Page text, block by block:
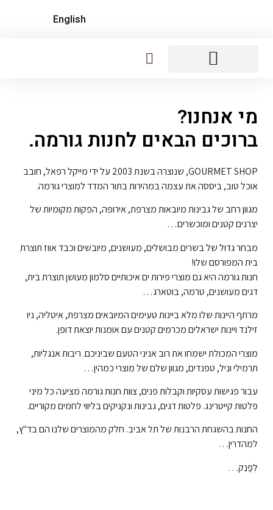
English
מי אנחנו?
ברוכים הבאים לחנות גורמה.
GOURMET SHOP, שנוצרה בשנת 2003 על ידי מייקל רפאל, חובב
אוכל טוב, ביססה את עצמה במהירות בתור המדד למוצרי גורמה.
מגוון רחב של גבינות מיובאות מצרפת, אירופה, הפקות מקומיות של
יצרנים קטנים ומוכשרים…
מבחר גדול של בשרים מבושלים, מעושנים, מיובשים וכבד אווז תוצרת
בית המפורסם שלו!
חנות גורמה היא גם מוצרי פירות ים איכותיים סלמון מעושן תוצרת בית,
דגים מעושנים, טרמה, בוטארג…
מרתף היינות שלו מלא ביינות טעימים המיובאים מצרפת, איטליה, ניו
זילנד ויינות ישראלים מכרמים קטנים עם אומנות יוצאת דופן.
מוצרי המכולת ישמחו את רוב אניני הטעם שביניכם. ריבות אנגליות,
תרמילי וניל, טפנדים, מגוון שלם של מוצרי כמהין…
עבור פגישות עסקיות וקבלות פנים, צוות חנות גורמה מציעה כל מיני
פלטות קייטרינג. פלטות דגים, גבינות ונקניקים בליווי לחמים מקוריים.
החנות בהשגחת הרבנות של תל אביב. חלק מהמוצרים שלנו הם בד"ץ,
למהדרין…
לְפַנֵק…